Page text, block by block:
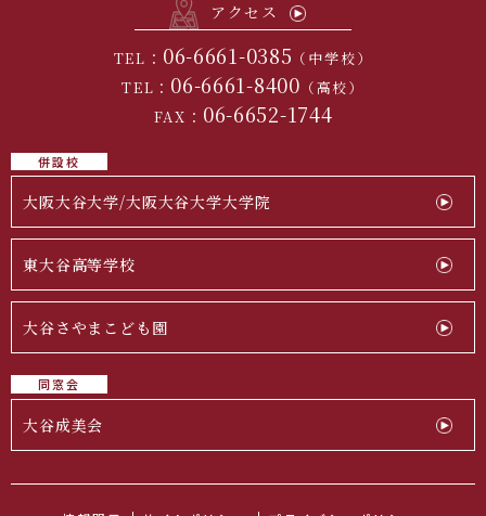
アクセス
TEL： 06-6661-0385 （中学校）
TEL： 06-6661-8400 （高校）
FAX： 06-6652-1744
併設校
大阪大谷大学/大阪大谷大学大学院
東大谷高等学校
大谷さやまこども園
同窓会
大谷成美会